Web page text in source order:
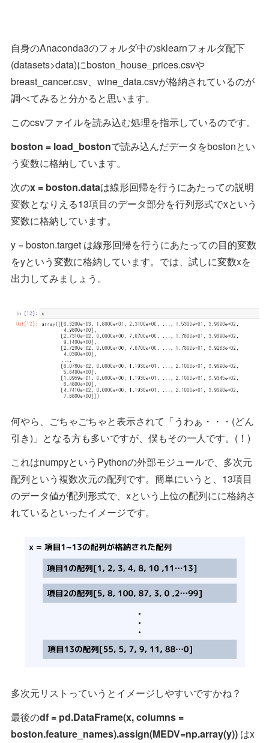
自身のAnaconda3のフォルダ中のsklearnフォルダ配下
(datasets>data)にboston_house_prices.csvや
breast_cancer.csv、wine_data.csvが格納されているのが
調べてみると分かると思います。
このcsvファイルを読み込む処理を指示しているのです。
boston = load_bostonで読み込んだデータをbostonとい
う変数に格納しています。
次のx = boston.dataは線形回帰を行うにあたっての説明
変数となりえる13項目のデータ部分を行列形式でxという
変数に格納しています。
y = boston.target は線形回帰を行うにあたっての目的変数
をyという変数に格納しています。では、試しに変数xを
出力してみましょう。
何やら、ごちゃごちゃと表示されて「うわぁ・・・(どん
引き)」となる方も多いですが、僕もその一人です。(！)
これはnumpyというPythonの外部モジュールで、多次元
配列という複数次元の配列です。簡単にいうと、13項目
のデータ値が配列形式で、xという上位の配列にに格納さ
れているといったイメージです。
多次元リストっていうとイメージしやすいですかね？
最後のdf = pd.DataFrame(x, columns =
boston.feature_names).assign(MEDV=np.array(y)) はx